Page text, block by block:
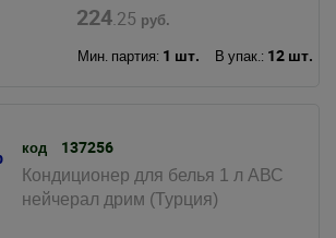
224.25 руб.
Мин. партия: 1 шт. В упак.: 12 шт.
код 137256
Кондиционер для белья 1 л АВС
нейчерал дрим (Турция)